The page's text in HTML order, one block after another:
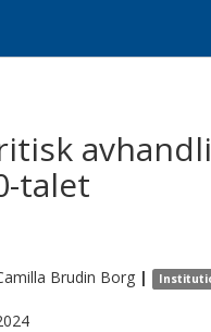
talet
Brudin Borg |